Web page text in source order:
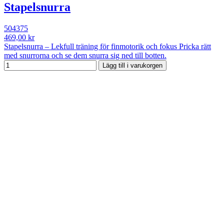
Stapelsnurra
504375
469,00 kr
Stapelsnurra – Lekfull träning för finmotorik och fokus Pricka rätt
med snurrorna och se dem snurra sig ned till botten.
Lägg till i varukorgen